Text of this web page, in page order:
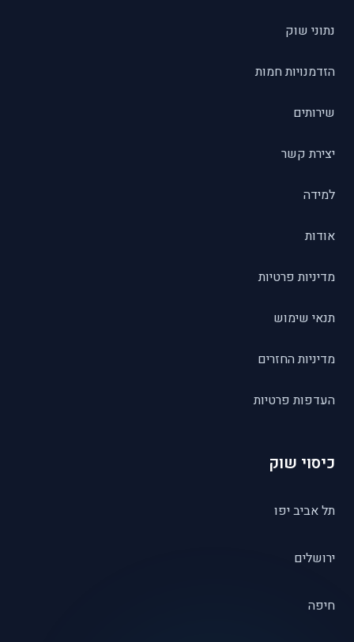
נתוני שוק
הזדמנויות חמות
שירותים
יצירת קשר
למידה
אודות
מדיניות פרטיות
תנאי שימוש
מדיניות החזרים
העדפות פרטיות
כיסוי שוק
תל אביב יפו
ירושלים
חיפה